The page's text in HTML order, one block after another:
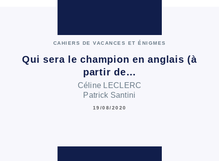
CAHIERS DE VACANCES ET ÉNIGMES
Qui sera le champion en anglais (à
partir de…
Céline LECLERC
Patrick Santini
19/08/2020